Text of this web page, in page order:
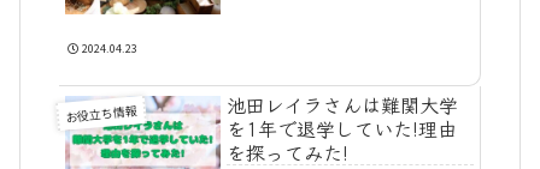
2024.04.23
お役立ち情報
池田レイラさんは難関大学
を1年で退学していた!理由
を探ってみた!